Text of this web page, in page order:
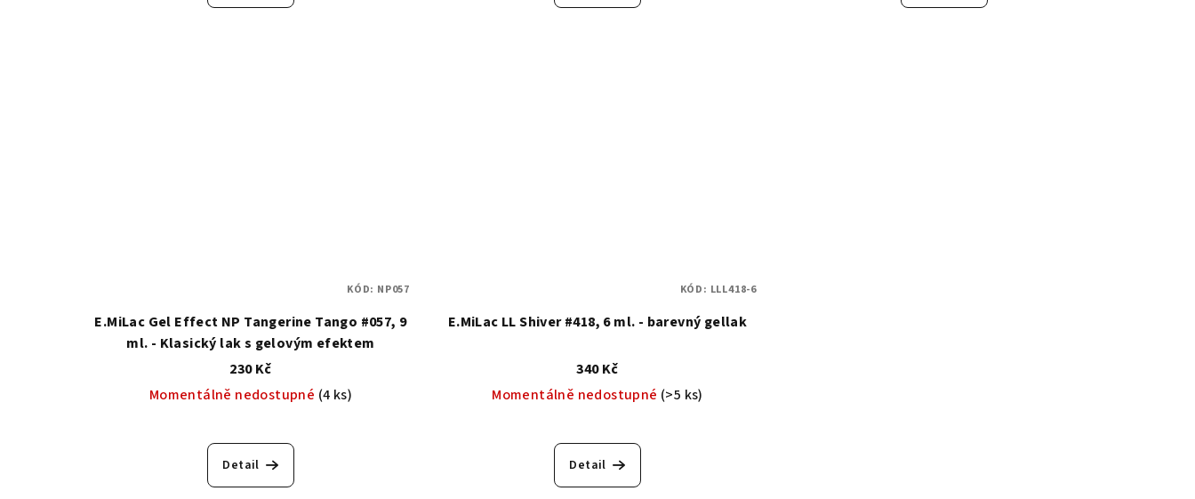
E.MiLac Gel Effect NP Tangerine Tango #057, 9
ml. - Klasický lak s gelovým efektem
230 Kč
Momentálně nedostupné (4 ks)
Detail
KÓD: NP057
E.MiLac LL Shiver #418, 6 ml. - barevný gellak
340 Kč
Momentálně nedostupné (>5 ks)
Detail
KÓD: LLL418-6